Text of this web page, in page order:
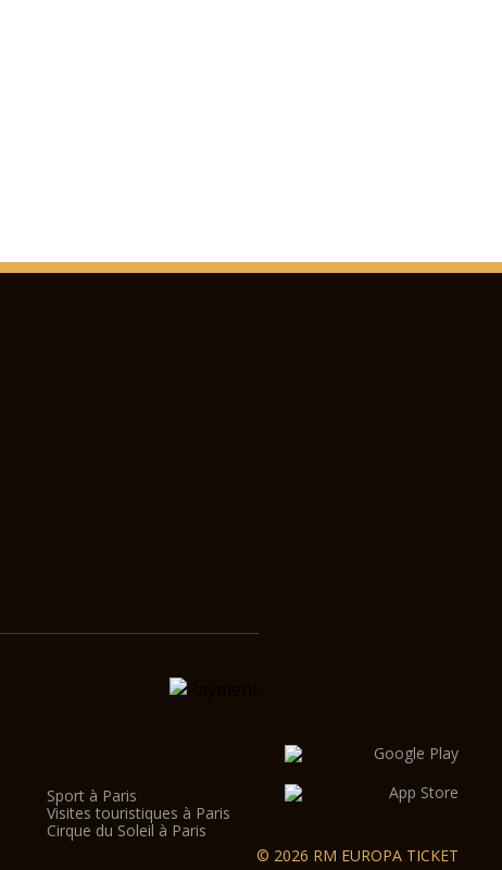
Sport à Paris
Visites touristiques à Paris
Cirque du Soleil à Paris
© 2026 RM EUROPA TICKET